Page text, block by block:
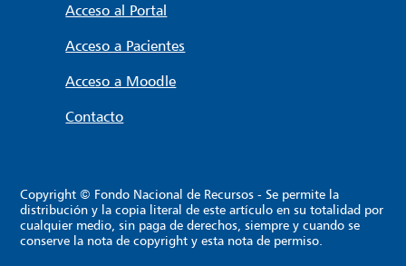
Acceso al Portal
Acceso a Pacientes
Acceso a Moodle
Contacto
Copyright © Fondo Nacional de Recursos - Se permite la
distribución y la copia literal de este artículo en su totalidad por
cualquier medio, sin paga de derechos, siempre y cuando se
conserve la nota de copyright y esta nota de permiso.